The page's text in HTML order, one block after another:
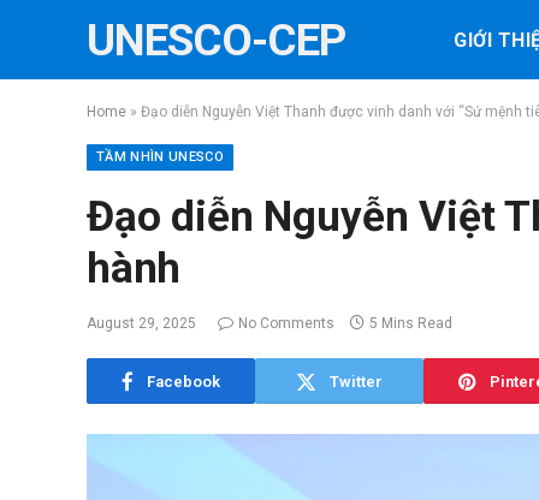
UNESCO-CEP GIỚI
Home » Đạo diễn Nguyễn Việt Thanh được vinh danh với “Sứ mệnh
TẦM NHÌN UNESCO
Đạo diễn Nguyễn Việt
hành
August 29, 2025 No Comments 5 Mins Read
Facebook Twitter